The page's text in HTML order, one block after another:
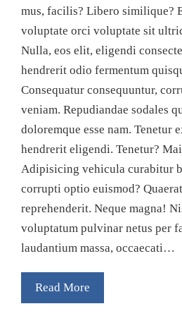
mus, facilis? Libero similique?
voluptate orci voluptate sit
Nulla, eos elit, eligendi
hendrerit odio fermentum
Consequatur consequuntur,
veniam. Repudiandae sodales
doloremque esse nam. Tenetur
hendrerit eligendi. Tenetur?
Adipisicing vehicula curabitur
corrupti optio euismod?
reprehenderit. Neque magna!
voluptatum pulvinar netus per
laudantium massa, occaecati…
Read More